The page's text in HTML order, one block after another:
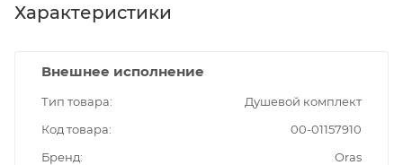
Характеристики
Внешнее исполнение
Тип товара
Душевой комплект
Код товара
00-01157910
Бренд
Oras